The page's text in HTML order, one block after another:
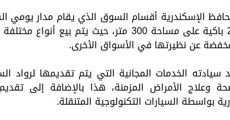
الإسكندرية أقسام السوق الذي يقام مدار يومي
ويضم 24 باكية على مساحة 300 متر، حيث
عن نظيرتها في الأسواق الأخرى.
وعلاج الأمراض المزمنة، هذا بالإضافة إلى
بواسطة السيارات التكنولوجية المتنقلة.